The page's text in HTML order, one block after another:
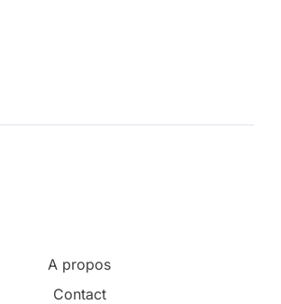
A propos
Contact